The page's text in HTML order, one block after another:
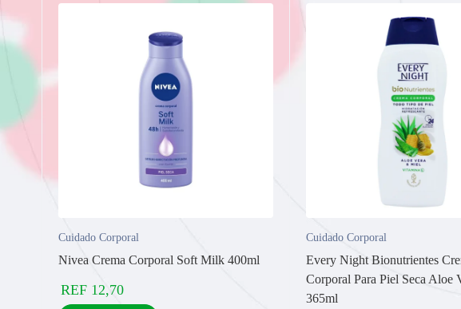
Cuidado Corporal
Nivea Crema Corporal Soft Milk 400ml
REF 12,70
Cuidado Corporal
Every Night Bionutrientes
Corporal Para Piel Seca Aloe
365ml